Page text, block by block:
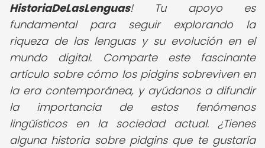
HistoriaDeLasLenguas! Tu apoyo es
fundamental para seguir explorando la
riqueza de las lenguas y su evolución en el
mundo digital. Comparte este fascinante
artículo sobre cómo los pidgins sobreviven en
la era contemporánea, y ayúdanos a difundir
la importancia de estos fenómenos
lingüísticos en la sociedad actual. ¿Tienes
alguna historia sobre pidgins que te gustaría